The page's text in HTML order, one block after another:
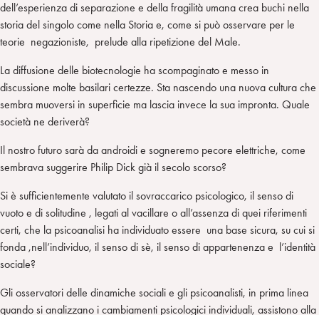
dell’esperienza di separazione e della fragilità umana crea buchi nella
storia del singolo come nella Storia e, come si può osservare per le
teorie negazioniste, prelude alla ripetizione del Male.
La diffusione delle biotecnologie ha scompaginato e messo in
discussione molte basilari certezze. Sta nascendo una nuova cultura che
sembra muoversi in superficie ma lascia invece la sua impronta. Quale
società ne deriverà?
Il nostro futuro sarà da androidi e sogneremo pecore elettriche, come
sembrava suggerire Philip Dick già il secolo scorso?
Si è sufficientemente valutato il sovraccarico psicologico, il senso di
vuoto e di solitudine , legati al vacillare o all’assenza di quei riferimenti
certi, che la psicoanalisi ha individuato essere una base sicura, su cui si
fonda ,nell’individuo, il senso di sè, il senso di appartenenza e l’identità
sociale?
Gli osservatori delle dinamiche sociali e gli psicoanalisti, in prima linea
quando si analizzano i cambiamenti psicologici individuali, assistono alla